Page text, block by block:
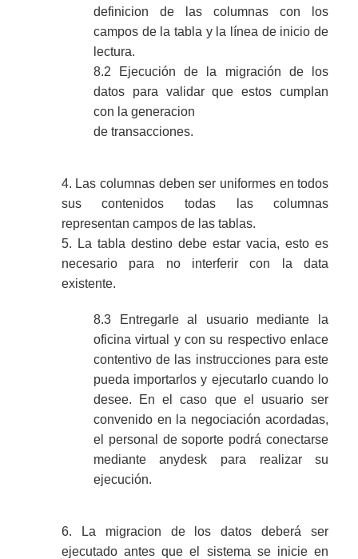
definicion de las columnas con los
campos de la tabla y la línea de inicio de
lectura.
8.2 Ejecución de la migración de los
datos para validar que estos cumplan
con la generacion
de transacciones.
4. Las columnas deben ser uniformes en todos
sus contenidos todas las columnas
representan campos de las tablas.
5. La tabla destino debe estar vacia, esto es
necesario para no interferir con la data
existente.
8.3 Entregarle al usuario mediante la
oficina virtual y con su respectivo enlace
contentivo de las instrucciones para este
pueda importarlos y ejecutarlo cuando lo
desee. En el caso que el usuario ser
convenido en la negociación acordadas,
el personal de soporte podrá conectarse
mediante anydesk para realizar su
ejecución.
6. La migracion de los datos deberá ser
ejecutado antes que el sistema se inicie en